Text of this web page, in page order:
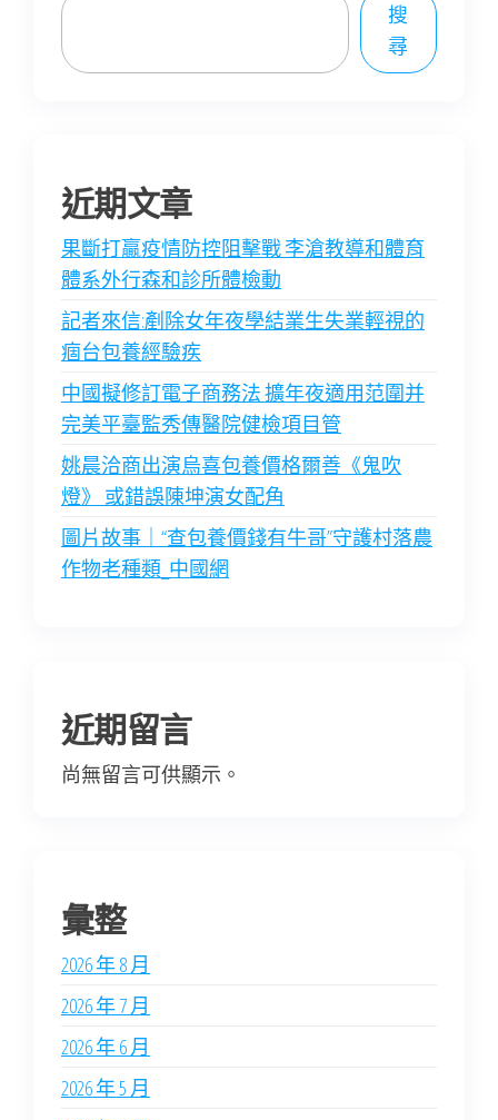
搜
尋
近期文章
果斷打贏疫情防控阻擊戰 李滄教導和體育
體系外行森和診所體檢動
記者來信:剷除女年夜學結業生失業輕視的
痼台包養經驗疾
中國擬修訂電子商務法 擴年夜適用范圍并
完美平臺監秀傳醫院健檢項目管
姚晨洽商出演烏喜包養價格爾善《鬼吹
燈》 或錯誤陳坤演女配角
圖片故事｜“查包養價錢有牛哥”守護村落農
作物老種類_中國網
近期留言
尚無留言可供顯示。
彙整
2026 年 8 月
2026 年 7 月
2026 年 6 月
2026 年 5 月